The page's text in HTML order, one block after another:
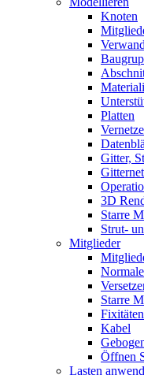
Knoten
Platten
Gitter,
3D
Starre
Strut-
Mitglieder
Starre
Kabel
Öffnen
Lasten